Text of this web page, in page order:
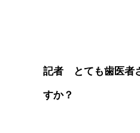
記者 とても歯医者
すか？